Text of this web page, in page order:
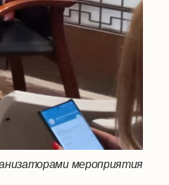
мероприятия